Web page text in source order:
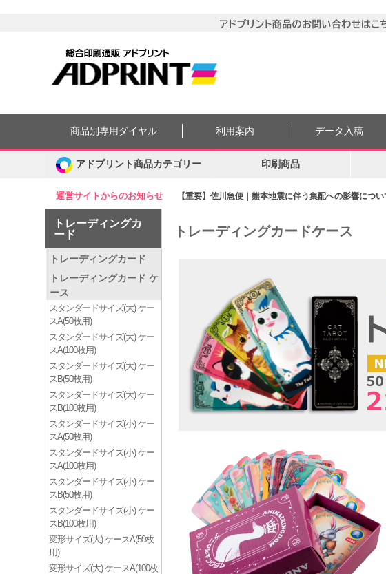
運営サイトからのお知らせ 【重要】佐川急便｜熊本地震に伴う集配への影響につい
商品別専用ダイヤル 利用案内 データ入稿
アドプリント商品カテゴリー 印刷商品
トレーディングカ
ード
トレーディングカード
トレーディングカード ケ
ース
スタンダードサイズ(大) ケー
スA(50枚用)
スタンダードサイズ(大) ケー
スA(100枚用)
スタンダードサイズ(大) ケー
スB(50枚用)
スタンダードサイズ(大) ケー
スB(100枚用)
スタンダードサイズ(小) ケー
スA(50枚用)
スタンダードサイズ(小) ケー
スA(100枚用)
スタンダードサイズ(小) ケー
スB(50枚用)
スタンダードサイズ(小) ケー
スB(100枚用)
変形サイズ(大) ケースA(50枚
用)
変形サイズ(大) ケースA(100枚
トレーディングカードケース